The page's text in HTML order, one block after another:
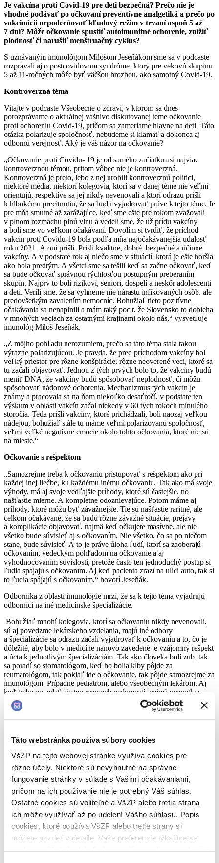
Táto webstránka používa súbory cookies
VšZP na tejto webovej stránke využíva cookies pre
rôzne účely. Niektoré sú nevyhnutné na správne
fungovanie stránky v súlade s Vašimi očakávaniami,
pričom na ich používanie nie je potrebný Váš súhlas.
Ostatné cookies sú voliteľné a VšZP alebo tretia strana
ich môže využívať až po udelení Vášho súhlasu. Popis
cookies, ktoré používa VšZP alebo tretie strany si
môžete pozrieť v detaile. Vaše preferencie týkajúce sa
Je vakcína proti Covid-19 pre deti bezpečná? Prečo nie je
vhodné podávať po očkovaní preventívne analgetiká a prečo po
vakcinácii nepodceňovať kľudový režim v trvaní aspoň 5 až
7 dní? Môže očkovanie spustiť autoimunitné ochorenie, znížiť
plodnosť či narušiť menštruačný cyklus?
S uznávaným imunológom Milošom Jeseňákom sme sa v podcaste
rozprávali aj o postcovidovom syndróme, ktorý pre vekovú skupinu
5 až 11-ročných môže byť väčšou hrozbou, ako samotný Covid-19.
Kontroverzná téma
Vitajte v podcaste Všeobecne o zdraví, v ktorom sa dnes
porozprávame o aktuálnej vášnivo diskutovanej téme očkovanie
proti ochoreniu Covid-19, pričom sa zameriame hlavne na deti. Táto
otázka polarizuje spoločnosť, nebudeme si klamať a dokonca aj
odbornú verejnosť. Aký je váš názor na očkovanie?
„Očkovanie proti Covidu- 19 je od samého začiatku asi najviac
kontroverznou témou, pritom vôbec nie je kontroverzná.
Kontroverzná je preto, lebo z nej urobili kontroverznú politici,
niektoré média, niektorí kolegovia, ktorí sa v danej téme nie veľmi
orientujú, respektíve sa jej nikdy nevenovali a ktorí odrazu prišli
k hlbokému precitnutiu, že sa budú vyjadrovať práve k tejto téme. Je
pre mňa smutné až zarážajúce, keď sme ešte pre rokom zvažovali
v plnom rozmachu plnú vlnu a vedeli sme, že už prídu vakcíny
a boli sme vo veľkom očakávaní. Dovolím si tvrdiť, že príchod
vakcín proti Covidu-19 bola podľa mňa najočakávanejšia udalosť
roku 2021. A oni prišli. Prišli kvalitné, dobré, bezpečné a účinné
vakcíny. A v podstate rok aj niečo sme v situácií, ktorá je ešte horšia
ako bola predtým. A všetci sme sa tešili keď sa začne očkovať, keď
sa bude očkovať správnou rýchlosťou postupným preberaním
skupín. Najprv to boli rizikoví, seniori, dospelí a neskôr adolescenti
a deti. Verili sme, že sa vyhneme nie nárastu infikovaných osôb, ale
predovšetkým zavalením nemocníc. Bohužiaľ tieto pozitívne
očakávania sa nenaplnili a mám taký pocit, že Slovensko to dobieha
v mnohých veciach za ostatnými krajinami okolo nás,“ vysvetľuje
imunológ Miloš Jeseňák.
„Z môjho pohľadu nerozumiem, prečo sa táto téma stala takou
výrazne polarizujúcou. Je pravda, že pred príchodom vakcíny bol
veľký priestor pre rôzne konšpirácie, rôzne neoverené veci, ktoré sa
tu začali objavovať. Jednou z tých prvých bolo to, že vakcíny budú
meniť DNA, že vakcíny budú spôsobovať neplodnosť, či môžu
spôsobovať nádorové ochorenia. Mechanizmus tých vakcín je
známy a pracovala sa na ňom niekoľko desaťročí, v podstate ten
výskum v oblasti vakcín začal niekedy v 60 tych rokoch minulého
storočia. Teda prišli vakcíny, ktoré prichádzali, boli naozaj veľkou
nádejou, bohužiaľ stále tu máme veľmi polarizovanú spoločnosť,
veľmi veľké negatívne emócie okolo tohto očkovania, ktoré nie sú
na mieste.“
Očkovanie s rešpektom
„Samozrejme treba k očkovaniu pristupovať s rešpektom ako pri
každej inej liečbe, ku každému inému očkovaniu. Tak ako má svoje
výhody, má aj svoje vedľajšie príhody, ktoré sú častejšie, no
našťastie mierne. A kompletne odoznievajúce. Potom máme aj
príhody, ktoré môžu byť závažnejšie. Tie sú našťastie raritné, ale
celkom očakávané, že sa budú rôzne závažné situácie, prejavy
a komplikácie objavovať, najmä keď očkujete masívne, ale nie
všetko bude súvisieť aj s očkovaním. Nie všetko, čo sa po niečom
stane, bude súvisieť. A to je práve úloha ľudí, ktorí sa zaoberajú
očkovaním, vedeckým pohľadom na očkovanie a aj
vyhodnocovaním súvislosti, pretože často ten jednoduchý postup si
ľudia spájajú s očkovaním. Aj keď pacienta zrazí na ulici auto, tak si
to ľudia spájajú s očkovaním,“ hovorí Jeseňák.
Odborníka z oblasti imunológie mrzí, že sa k tejto téma vyjadrujú
odborníci na iné medicínske špecializácie.
Bohužiaľ mnohí kolegovia, ktorí sa očkovaniu nikdy nevenovali,
sú aj povedzme lekárskeho vzdelania, majú iné odbory
a špecializácie sa odrazu začali vyjadrovať k očkovaniu a to, čo je
dôležité, aby bolo v medicíne nanovo zavedené je vzájomný rešpekt
a úcta k jednotlivým špecializáciám. Tak ako človeka bolí zub, tak
sa poradí so stomatológom, keď ho bolia kĺby pôjde za
reumatológom, tak pokiaľ ide o očkovanie, tak pôjde samozrejme za
imunológom. Prípadne pediatrom, alebo všeobecným lekárom. Aj
keď treba povedať, že ten rozmach vedomostí, najmä poznatkov,
publikácií, dát v súvislosti s týmito vakcínami je enormný. To sme
nezažili pri žiadnom ochorení, žiadnej vakcíne, žiadnom lieku, že
v priebehu takého krátkeho času sa vydalo toľko publikácií. Čo je
účinnosť, bezpečnosť, bohužiaľ vznikajú aj mnohé konšpiračné veci
v kvalitných časopisoch. Mnohé predbežne vyhodnotené štúdie sú
často vyťahované rôznymi médiami, následne sú vysoko
diskutované a potom sa stane, že v priebehu recenzného procesu tá
práca ani nebude publikovaná, lebo sa v nej nájdu metodické chyby,
nesprávna štatistika a podobne. Očkovanie Covidu-19 výrazne
polarizuje spoločnosť. Myslím si, že by bolo dobré nastoliť taký
väčší kľud a pokoj v tejto téme, snažiť sa vidieť to očkovanie v tom
rôznorodom kontexte a pokiaľ sa to týka naozaj tých vedľajších
príhod pri očkovaní, tak sa treba naozaj obrátiť na odborníkov, ktorí
sa touto témou dlhodobo zaoberajú. Je totiž známe, že prišli nové
a inovatívne vakcíny.“
Imunita slovenských detí